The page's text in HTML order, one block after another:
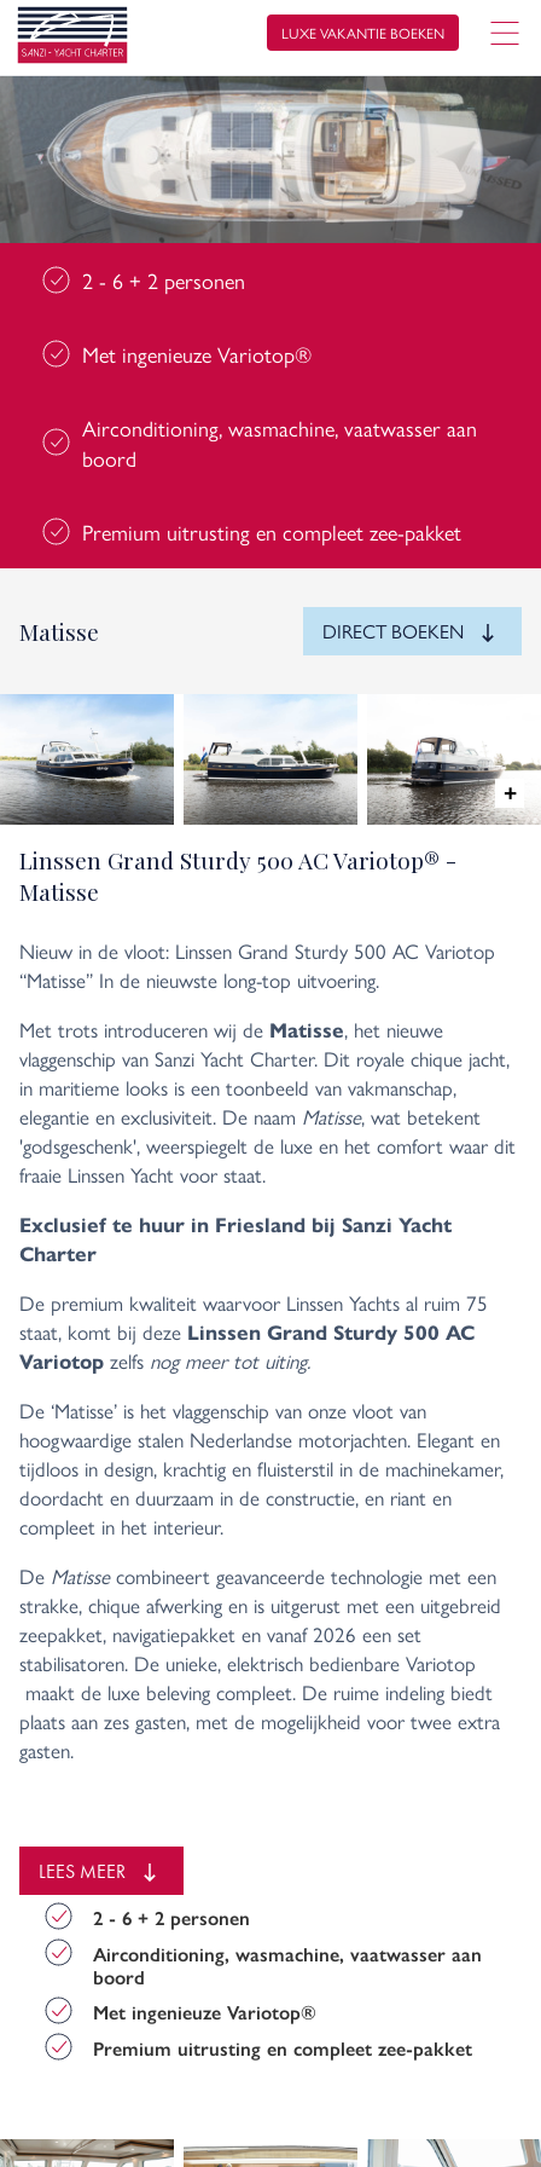
LUXE VAKANTIE BOEKEN
2 - 6 + 2 personen
Met ingenieuze Variotop®
Airconditioning, wasmachine, vaatwasser aan
boord
Premium uitrusting en compleet zee-pakket
Matisse DIRECT BOEKEN
Linssen Grand Sturdy 500 AC Variotop® -
Matisse
Nieuw in de vloot: Linssen Grand Sturdy 500 AC Variotop
“Matisse” In de nieuwste long-top uitvoering.
Met trots introduceren wij de Matisse, het nieuwe
vlaggenschip van Sanzi Yacht Charter. Dit royale chique jacht,
in maritieme looks is een toonbeeld van vakmanschap,
elegantie en exclusiviteit. De naam Matisse, wat betekent
'godsgeschenk', weerspiegelt de luxe en het comfort waar dit
fraaie Linssen Yacht voor staat.
Exclusief te huur in Friesland bij Sanzi Yacht
Charter
De premium kwaliteit waarvoor Linssen Yachts al ruim 75
staat, komt bij deze Linssen Grand Sturdy 500 AC
Variotop zelfs nog meer tot uiting.
De ‘Matisse’ is het vlaggenschip van onze vloot van
hoogwaardige stalen Nederlandse motorjachten. Elegant en
tijdloos in design, krachtig en fluisterstil in de machinekamer,
doordacht en duurzaam in de constructie, en riant en
compleet in het interieur.
De Matissecombineert geavanceerde technologie met een
strakke, chique afwerking en is uitgerust met een uitgebreid
zeepakket, navigatiepakket en vanaf 2026 een set
stabilisatoren. De unieke, elektrisch bedienbare Variotop
maakt de luxe beleving compleet. De ruime indeling biedt
plaats aan zes gasten, met de mogelijkheid voor twee extra
gasten.
stuurbank welke elektrisch in elke richting is te verstellen.
Daarnaast is in het stuurhuis een tweede bank wat een fijne
plek is om tijdens het varen met elkaar te zitten. Het
stuurhuis is volledig afsluitbaar met een deurpartij welke
geopend een grote ruimte bied aansluitend met het
achterdek. Boven het achterdek is onze nieuwste
ontwikkeling, een vaste longtop, waarin infrarood-panelen en
dimbare verlichting is geplaatst voor lange sfeervolle avonden
vormen is tot een comfortabel loungebed.
LEES MEER
2 - 6 + 2 personen
Airconditioning, wasmachine, vaatwasser aan
boord
Met ingenieuze Variotop®
Premium uitrusting en compleet zee-pakket